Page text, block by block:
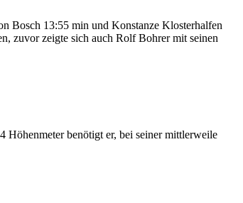
Bosch 13:55 min und Konstanze Klosterhalfen
zuvor zeigte sich auch Rolf Bohrer mit seinen
Höhenmeter benötigt er, bei seiner mittlerweile